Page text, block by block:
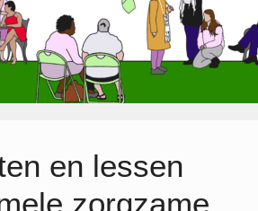
en lessen
zorgzame